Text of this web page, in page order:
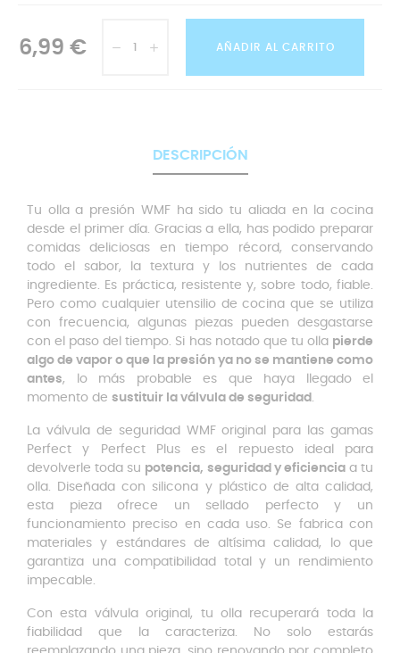
6,99 € AÑADIR AL CARRITO
DESCRIPCIÓN
Tu olla a presión WMF ha sido tu aliada en la cocina
desde el primer día. Gracias a ella, has podido preparar
comidas deliciosas en tiempo récord, conservando
todo el sabor, la textura y los nutrientes de cada
ingrediente. Es práctica, resistente y, sobre todo, fiable.
Pero como cualquier utensilio de cocina que se utiliza
con frecuencia, algunas piezas pueden desgastarse
con el paso del tiempo. Si has notado que tu olla pierde
algo de vapor o que la presión ya no se mantiene como
antes, lo más probable es que haya llegado el
momento de sustituir la válvula de seguridad .
La válvula de seguridad WMF original para las gamas
Perfect y Perfect Plus es el repuesto ideal para
devolverle toda su potencia, seguridad y eficienciaa tu
olla. Diseñada con silicona y plástico de alta calidad,
esta pieza ofrece un sellado perfecto y un
funcionamiento preciso en cada uso. Se fabrica con
materiales y estándares de altísima calidad, lo que
garantiza una compatibilidad total y un rendimiento
impecable.
Con esta válvula original, tu olla recuperará toda la
fiabilidad que la caracteriza. No solo estarás